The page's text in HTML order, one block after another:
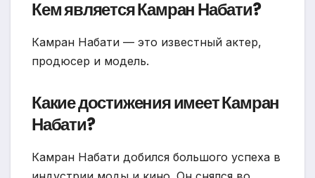
Кем является Камран Набати?
Камран Набати — это известный актер,
продюсер и модель.
Какие достижения имеет Камран
Набати?
Камран Набати добился большого успеха в